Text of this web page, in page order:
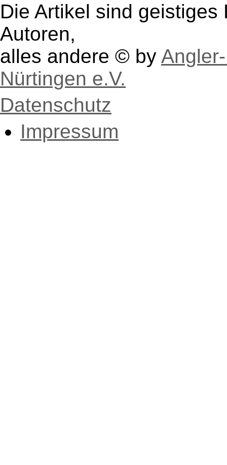
Die Artikel sind
Autoren,
alles andere © by
Nürtingen e.V.
Datenschutz
Impressum